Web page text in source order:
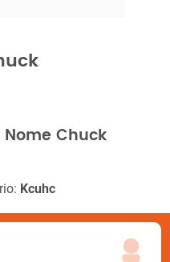
Chuck
Kcuhc